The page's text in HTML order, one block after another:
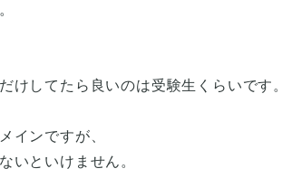
けしてたら良いのは受験生くらいです。
インですが、
いといけません。